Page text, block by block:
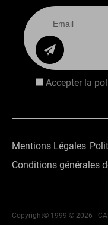
Accepter la
Mentions Légales
Conditions générales
Copyright© 1999 © 2026 -